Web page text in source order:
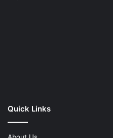
Quick Links